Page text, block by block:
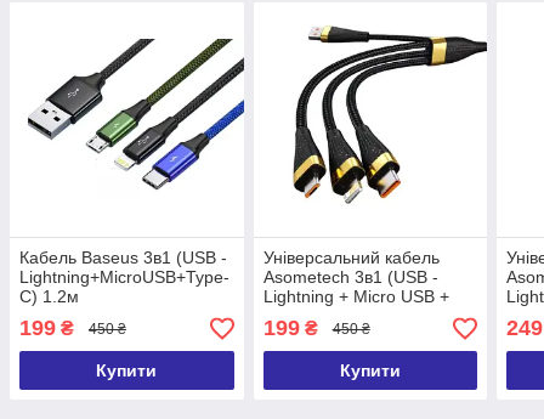
Кабель Baseus 3в1 (USB -
Lightning+MicroUSB+Type-
C) 1.2м
199 ₴ 450 ₴
Купити
Універсальний кабель
Asometech 3в1 (USB -
Lightning + Micro USB +
199₴ 450 ₴
Купити
249